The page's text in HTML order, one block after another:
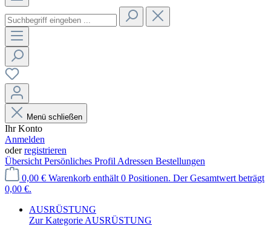
Menü schließen
Ihr Konto
Anmelden
oderregistrieren
Übersicht Persönliches Profil Adressen Bestellungen
0,00 € Warenkorb enthält 0 Positionen. Der Gesamtwert beträgt
0,00 €.
AUSRÜSTUNG
Zur Kategorie AUSRÜSTUNG